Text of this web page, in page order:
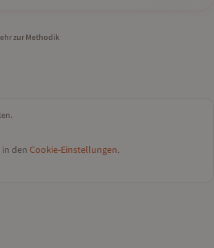
zur Methodik
den Cookie-Einstellungen.